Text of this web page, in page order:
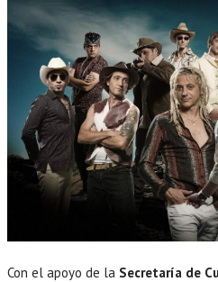
Con el apoyo de la Secretaría de